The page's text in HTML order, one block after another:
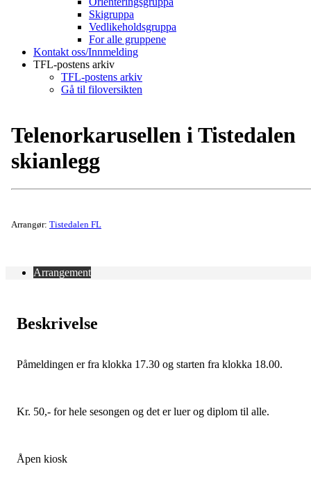
Skigruppa
Vedlikeholdsgruppa
For alle gruppene
Kontakt oss/Innmelding
TFL-postens arkiv
TFL-postens arkiv
Gå til filoversikten
Telenorkarusellen i Tistedalen
skianlegg
Arrangør: Tistedalen FL
Arrangement
Beskrivelse
Påmeldingen er fra klokka 17.30 og starten fra klokka 18.00.
Kr. 50,- for hele sesongen og det er luer og diplom til alle.
Åpen kiosk